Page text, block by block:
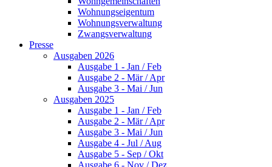
Wohnungseigentum
Wohnungsverwaltung
Zwangsverwaltung
Presse
Ausgaben 2026
Ausgabe 1 - Jan / Feb
Ausgabe 2 - Mär / Apr
Ausgabe 3 - Mai / Jun
Ausgaben 2025
Ausgabe 1 - Jan / Feb
Ausgabe 2 - Mär / Apr
Ausgabe 3 - Mai / Jun
Ausgabe 4 - Jul / Aug
Ausgabe 5 - Sep / Okt
Ausgabe 6 - Nov / Dez